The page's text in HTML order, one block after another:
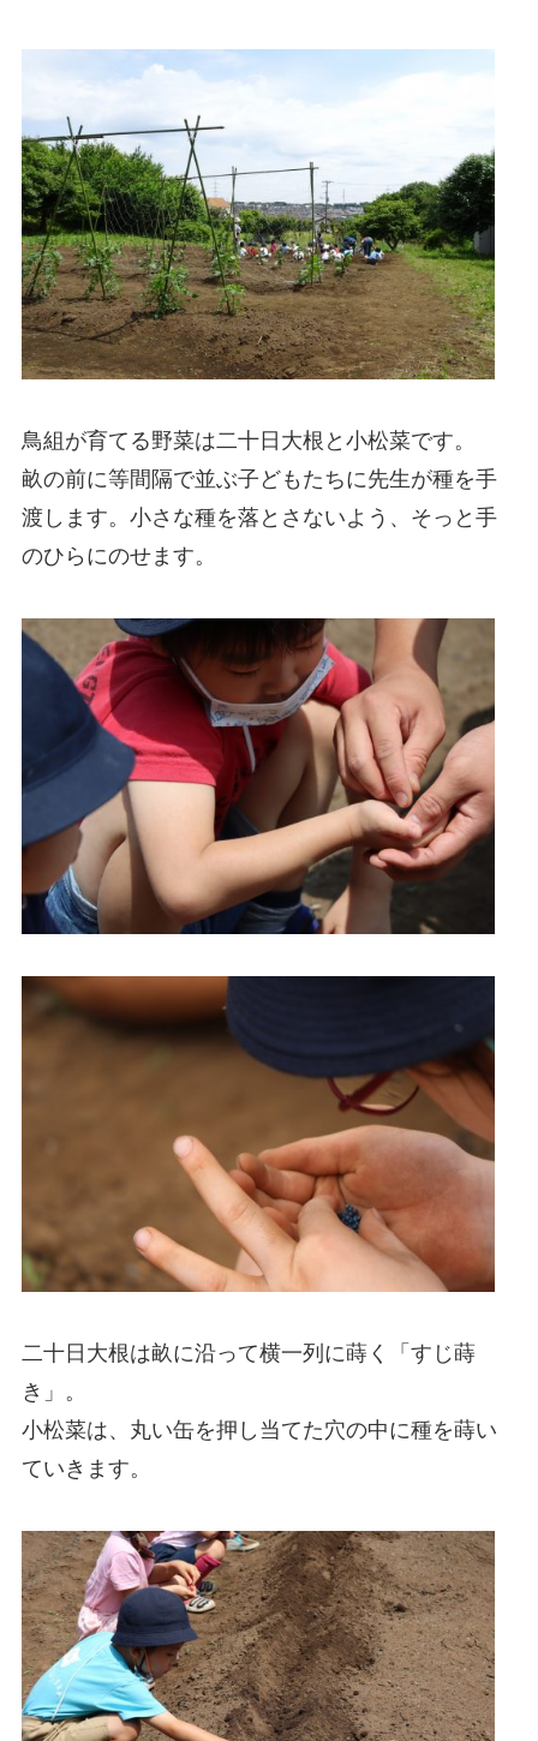
鳥組が育てる野菜は二十日大根と小松菜です。
畝の前に等間隔で並ぶ子どもたちに先生が種を手
渡します。小さな種を落とさないよう、そっと手
のひらにのせます。
二十日大根は畝に沿って横一列に蒔く「すじ蒔
き」。
小松菜は、丸い缶を押し当てた穴の中に種を蒔い
ていきます。